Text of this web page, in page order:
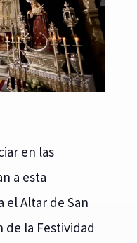
en las
a esta
Altar de San
de la Festividad